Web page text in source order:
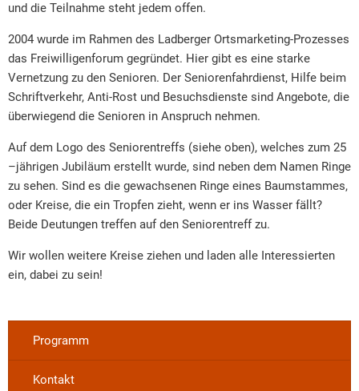
und die Teilnahme steht jedem offen.
2004 wurde im Rahmen des Ladberger Ortsmarketing-Prozesses
das Freiwilligenforum gegründet. Hier gibt es eine starke
Vernetzung zu den Senioren. Der Seniorenfahrdienst, Hilfe beim
Schriftverkehr, Anti-Rost und Besuchsdienste sind Angebote, die
überwiegend die Senioren in Anspruch nehmen.
Auf dem Logo des Seniorentreffs (siehe oben), welches zum 25
–jährigen Jubiläum erstellt wurde, sind neben dem Namen Ringe
zu sehen. Sind es die gewachsenen Ringe eines Baumstammes,
oder Kreise, die ein Tropfen zieht, wenn er ins Wasser fällt?
Beide Deutungen treffen auf den Seniorentreff zu.
Wir wollen weitere Kreise ziehen und laden alle Interessierten
ein, dabei zu sein!
Programm
Kontakt